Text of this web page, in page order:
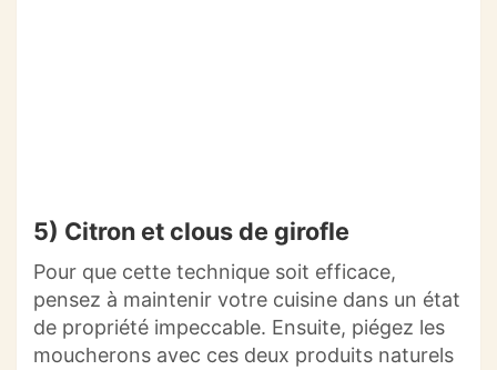
5) Citron et clous de girofle
Pour que cette technique soit efficace,
pensez à maintenir votre cuisine dans un état
de propriété impeccable. Ensuite, piégez les
moucherons avec ces deux produits naturels